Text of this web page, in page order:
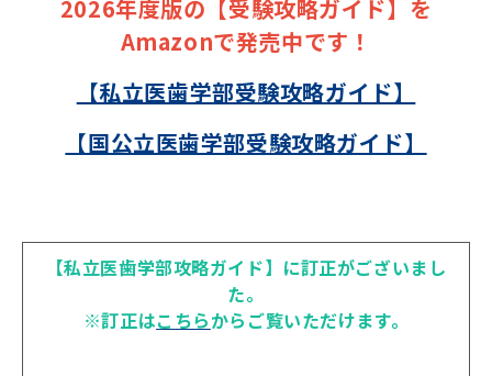
2026年度版の【受験攻略ガイド】を
Amazonで発売中です！
【私立医歯学部受験攻略ガイド】
【国公立医歯学部受験攻略ガイド】
【私立医歯学部攻略ガイド】に訂正がございまし
た。
※訂正はこちらからご覧いただけます。